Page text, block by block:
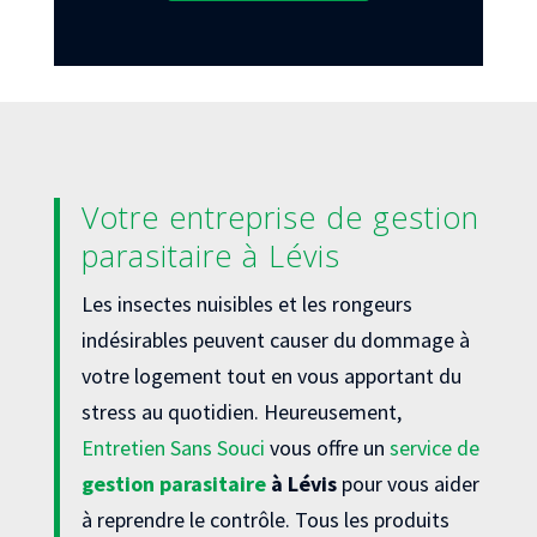
Votre entreprise de gestion
parasitaire à Lévis
Les insectes nuisibles et les rongeurs
indésirables peuvent causer du dommage à
votre logement tout en vous apportant du
stress au quotidien. Heureusement,
Entretien Sans Souci vous offre un service de
gestion parasitaireà Lévispour vous aider
à reprendre le contrôle. Tous les produits